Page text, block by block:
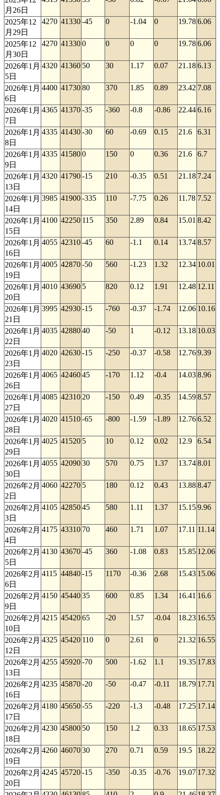
月26日
2025年12
月29日
4270 41330-45 0 -1.04 0 19.786.06
2025年12
月30日
4270 413300 0 0 0 19.786.06
2026年1月
5日
4320 41360 50 30 1.17 0.07 21.186.13
2026年1月
6日
4400 4173080 370 1.85 0.89 23.42 7.08
2026年1月
7日
4365 41370-35 -360 -0.8 -0.86 22.446.16
2026年1月
8日
4335 41430-30 60 -0.69 0.15 21.6 6.31
2026年1月
9日
4335 415800 150 0 0.36 21.6 6.7
2026年1月
13日
4320 41790-15 210 -0.35 0.51 21.18 7.24
2026年1月
14日
3985 41900-335 110 -7.75 0.26 11.78 7.52
2026年1月
15日
4100 42250 115 350 2.89 0.84 15.01 8.42
2026年1月
16日
4055 42310-45 60 -1.1 0.14 13.748.57
2026年1月
19日
4005 42870-50 560 -1.23 1.32 12.34 10.01
2026年1月
20日
4010 43690 5 820 0.12 1.91 12.48 12.11
2026年1月
21日
3995 42930-15 -760 -0.37 -1.74 12.06 10.16
2026年1月
22日
4035 4288040 -50 1 -0.12 13.18 10.03
2026年1月
23日
4020 42630-15 -250 -0.37 -0.58 12.769.39
2026年1月
26日
4065 4246045 -170 1.12 -0.4 14.038.96
2026年1月
27日
4085 42310 20 -150 0.49 -0.35 14.598.57
2026年1月
28日
4020 41510-65 -800 -1.59 -1.89 12.766.52
2026年1月
29日
4025 41520 5 10 0.12 0.02 12.9 6.54
2026年1月
30日
4055 4209030 570 0.75 1.37 13.748.01
2026年2月
2日
4060 42270 5 180 0.12 0.43 13.888.47
2026年2月
3日
4105 4285045 580 1.11 1.37 15.159.96
2026年2月
4日
4175 43310 70 460 1.71 1.07 17.11 11.14
2026年2月
5日
4130 43670-45 360 -1.08 0.83 15.85 12.06
2026年2月
6日
4115 44840-15 1170 -0.36 2.68 15.43 15.06
2026年2月
9日
4150 4544035 600 0.85 1.34 16.41 16.6
2026年2月
10日
4215 4542065 -20 1.57 -0.04 18.23 16.55
2026年2月
12日
4325 45420 110 0 2.61 0 21.32 16.55
2026年2月
13日
4255 45920-70 500 -1.62 1.1 19.35 17.83
2026年2月
16日
4235 45870-20 -50 -0.47 -0.11 18.79 17.71
2026年2月
17日
4180 45650-55 -220 -1.3 -0.48 17.25 17.14
2026年2月
18日
4230 45800 50 150 1.2 0.33 18.65 17.53
2026年2月
19日
4260 4607030 270 0.71 0.59 19.5 18.22
2026年2月
20日
4245 45720-15 -350 -0.35 -0.76 19.07 17.32